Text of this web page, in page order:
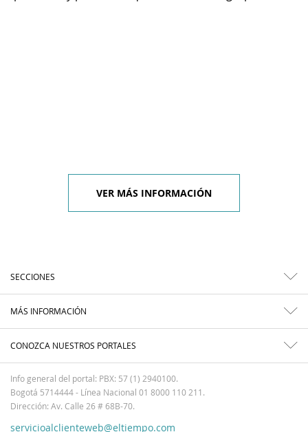
VER MÁS INFORMACIÓN
SECCIONES
MÁS INFORMACIÓN
CONOZCA NUESTROS PORTALES
Info general del portal: PBX: 57 (1) 2940100.
Bogotá 5714444 - Línea Nacional 01 8000 110 211.
Dirección: Av. Calle 26 # 68B-70.
servicioalclienteweb@eltiempo.com